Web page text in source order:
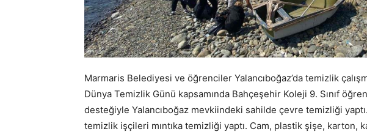
Marmaris Belediyesi ve öğrenciler Yalancıboğaz’da temizlik
Dünya Temizlik Günü kapsamında Bahçeşehir Koleji 9. Sınıf
desteğiyle Yalancıboğaz mevkiindeki sahilde çevre temizliği
temizlik işçileri mıntıka temizliği yaptı. Cam, plastik şişe, karton,